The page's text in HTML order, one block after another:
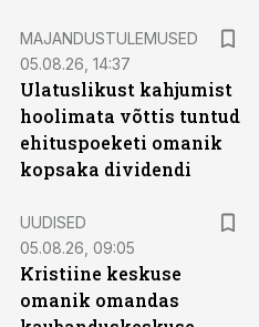
MAJANDUSTULEMUSED
05.08.26, 14:37
Ulatuslikust kahjumist
hoolimata võttis tuntud
ehituspoeketi omanik
kopsaka dividendi
UUDISED
05.08.26, 09:05
Kristiine keskuse
omanik omandas